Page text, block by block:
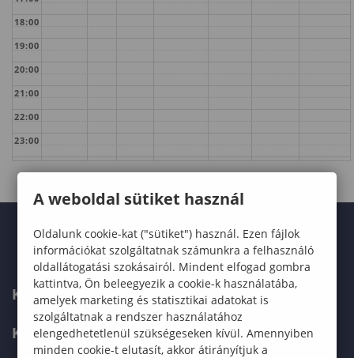
18:00
19:00
20:00
21:00
22:00
23:00
KARUNK
KÉPZÉSEK
A weboldal sütiket használ
Oldalunk cookie-kat ("sütiket") használ. Ezen fájlok
információkat szolgáltatnak számunkra a felhasználó
oldallátogatási szokásairól. Mindent elfogad gombra
kattintva, Ön beleegyezik a cookie-k használatába,
amelyek marketing és statisztikai adatokat is
szolgáltatnak a rendszer használatához
elengedhetetlenül szükségeseken kívül. Amennyiben
minden cookie-t elutasít, akkor átirányítjuk a